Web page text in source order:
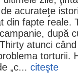
acurateţe
din fapte reale.
după
atunci
torturii.
„c... citeşte